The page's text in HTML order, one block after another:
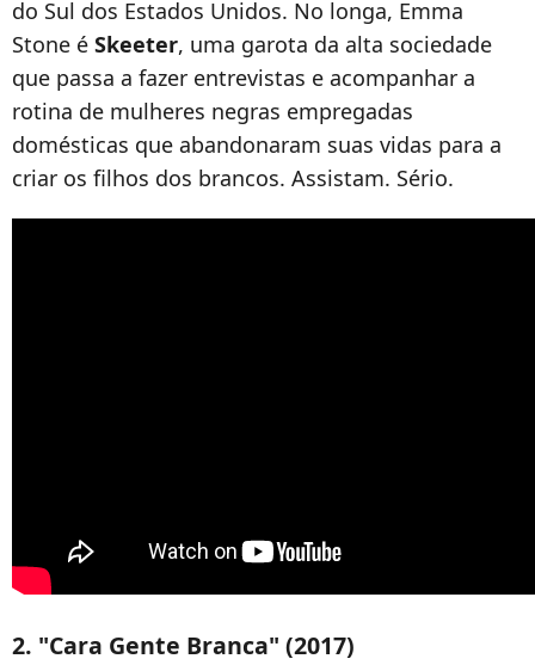
do Sul dos Estados Unidos. No longa, Emma
Stone é Skeeter, uma garota da alta sociedade
que passa a fazer entrevistas e acompanhar a
rotina de mulheres negras empregadas
domésticas que abandonaram suas vidas para a
criar os filhos dos brancos. Assistam. Sério.
2. "Cara Gente Branca" (2017)